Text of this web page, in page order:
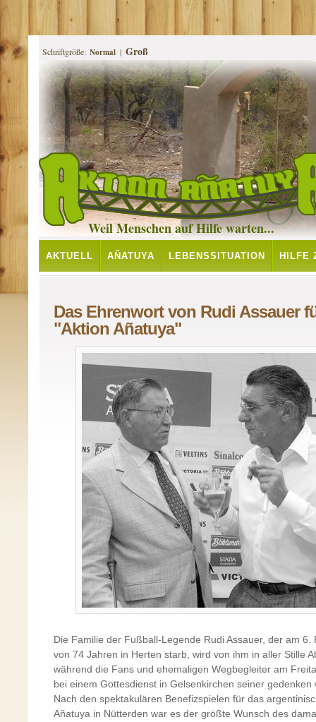
Weil Menschen auf Hilfe warten...
Schriftgröße: Normal | Groß
AKTUELL AÑATUYA LEBENSSITUATION HILFE
Das Ehrenwort von Rudi Assauer
"Aktion Añatuya"
Die Familie der Fußball-Legende Rudi Assauer, der am 6.
von 74 Jahren in Herten starb, wird von ihm in aller Stille
während die Fans und ehemaligen Wegbegleiter am
bei einem Gottesdienst in Gelsenkirchen seiner gedenken
Nach den spektakulären Benefizspielen für das
Añatuya in Nütterden war es der größte Wunsch des